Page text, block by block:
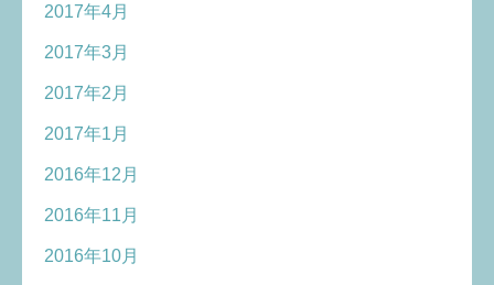
2017年4月
2017年3月
2017年2月
2017年1月
2016年12月
2016年11月
2016年10月